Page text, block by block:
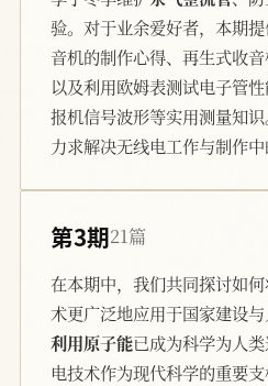
验。对于业余爱好者，本期
音机的制作心得、再生式收音
以及利用欧姆表测试电子管
报机信号波形等实用测量知识
力求解决无线电工作与制作中
第3期21篇
在本期中，我们共同探讨如
术更广泛地应用于国家建设与
利用原子能已成为科学为人
电技术作为现代科学的重要